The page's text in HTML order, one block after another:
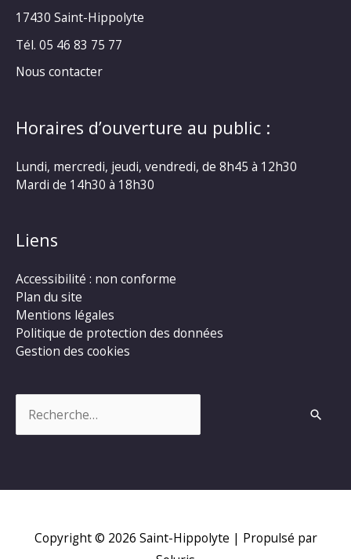
17430 Saint-Hippolyte
Tél. 05 46 83 75 77
Nous contacter
Horaires d’ouverture au public :
Lundi, mercredi, jeudi, vendredi, de 8h45 à 12h30
Mardi de 14h30 à 18h30
Liens
Accessibilité : non conforme
Plan du site
Mentions légales
Politique de protection des données
Gestion des cookies
Copyright © 2026 Saint-Hippolyte | Propulsé par